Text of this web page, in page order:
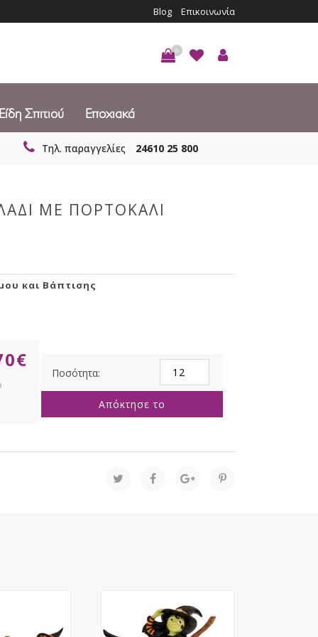
Blog Επικοινωνία
0
Είδη Σπιτιού Εποχιακά
Τηλ. παραγγελίες 24610 25 800
ΜΕ ΠΟΡΤΟΚΑΛΙ
και Βάπτισης
€
ΚΛΑΔΙ
ΜΕ
ΠΟΡΤΟΚΑΛΙ
ΚΑΡΠΟΥΣ
ποσότητα
Απόκτησε το